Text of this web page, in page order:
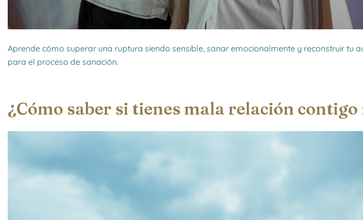
Aprende cómo superar una ruptura siendo sensible, sanar emocionalmente y reconstruir tu
para el proceso de sanación.
¿Cómo saber si tienes mala relación contigo